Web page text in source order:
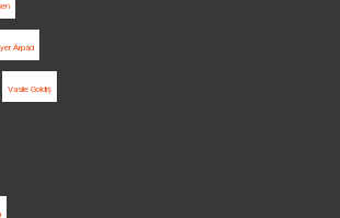
Árpád
Vasile Goldiș